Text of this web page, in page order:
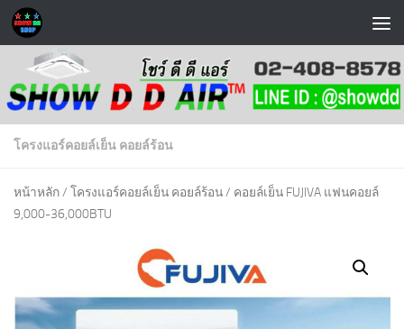
Skip to content
โครงแอร์คอยล์เย็น คอยล์ร้อน
หน้าหลัก/ โครงแอร์คอยล์เย็น คอยล์ร้อน/ คอยล์เย็น FUJIVA แฟนคอยล์
9,000-36,000BTU